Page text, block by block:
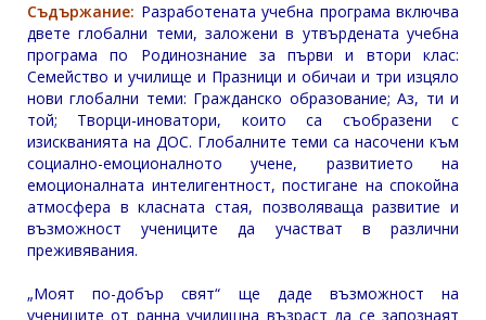
Съдържание: Разработената учебна програма включва
двете глобални теми, заложени в утвърдената учебна
програма по Родинознание за първи и втори клас:
Семейство и училище и Празници и обичаи и три изцяло
нови глобални теми: Гражданско образование; Аз, ти и
той; Творци-иноватори, които са съобразени с
изискванията на ДОС. Глобалните теми са насочени към
социално-емоционалното учене, развитието на
емоционалната интелигентност, постигане на спокойна
атмосфера в класната стая, позволяваща развитие и
възможност учениците да участват в различни
преживявания.
„Моят по-добър свят“ ще даде възможност на
учениците от ранна училищна възраст да се запознаят